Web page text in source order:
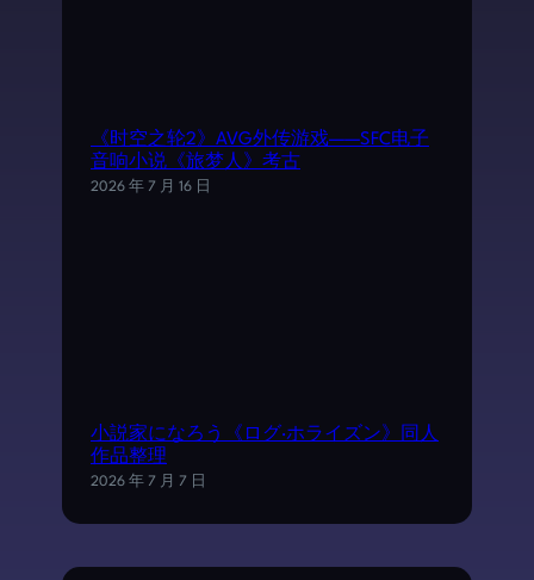
《时空之轮2》AVG外传游戏——SFC电子
音响小说《旅梦人》考古
2026 年 7 月 16 日
小説家になろう《ログ·ホライズン》同人
作品整理
2026 年 7 月 7 日